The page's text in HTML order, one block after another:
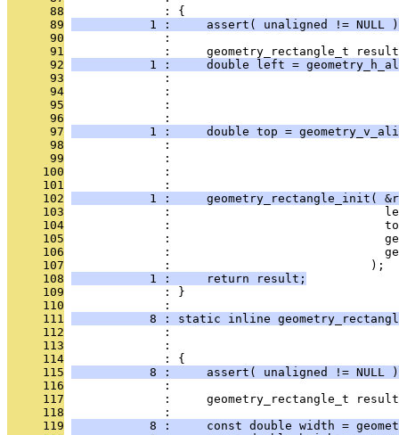
      88
              : {
      89
1 :     assert( unaligned != NULL
      90
              :
      91
:     geometry_rectangle_t
      92
1 :     double left =
      93
:
      94
:
      95
:
      96
:
      97
1 :     double top =
      98
:
      99
:
     100
:
     101
:
     102
1 :     geometry_rectangle_init(
     103
:
     104
:
     105
:
     106
:
     107
              :                            );
     108
           1 :     return result;
     109
              : }
     110
              :
     111
8 : static inline
     112
:
     113
:
     114
              : {
     115
8 :     assert( unaligned != NULL
     116
              :
     117
:     geometry_rectangle_t
     118
              :
     119
8 :     const double width =